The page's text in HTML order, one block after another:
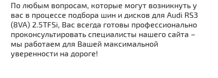
По любым вопросам, которые могут возникнуть у
вас в процессе подбора шин и дисков для Audi RS3
(8VA) 2.5TFSi, Вас всегда готовы профессионально
проконсультировать специалисты нашего сайта –
мы работаем для Вашей максимальной
уверенности на дороге!